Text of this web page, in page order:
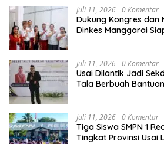
Juli 11, 2026 0 Komentar
Dukung Kongres dan
Dinkes Manggarai
Juli 11, 2026 0 Komentar
Usai Dilantik Jadi
Tala Berbuah
Juli 11, 2026 0 Komentar
Tiga Siswa SMPN 1
Tingkat Provinsi Usai